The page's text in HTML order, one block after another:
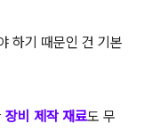
하기 때문인 건 기본
장비 제작 재료도 무